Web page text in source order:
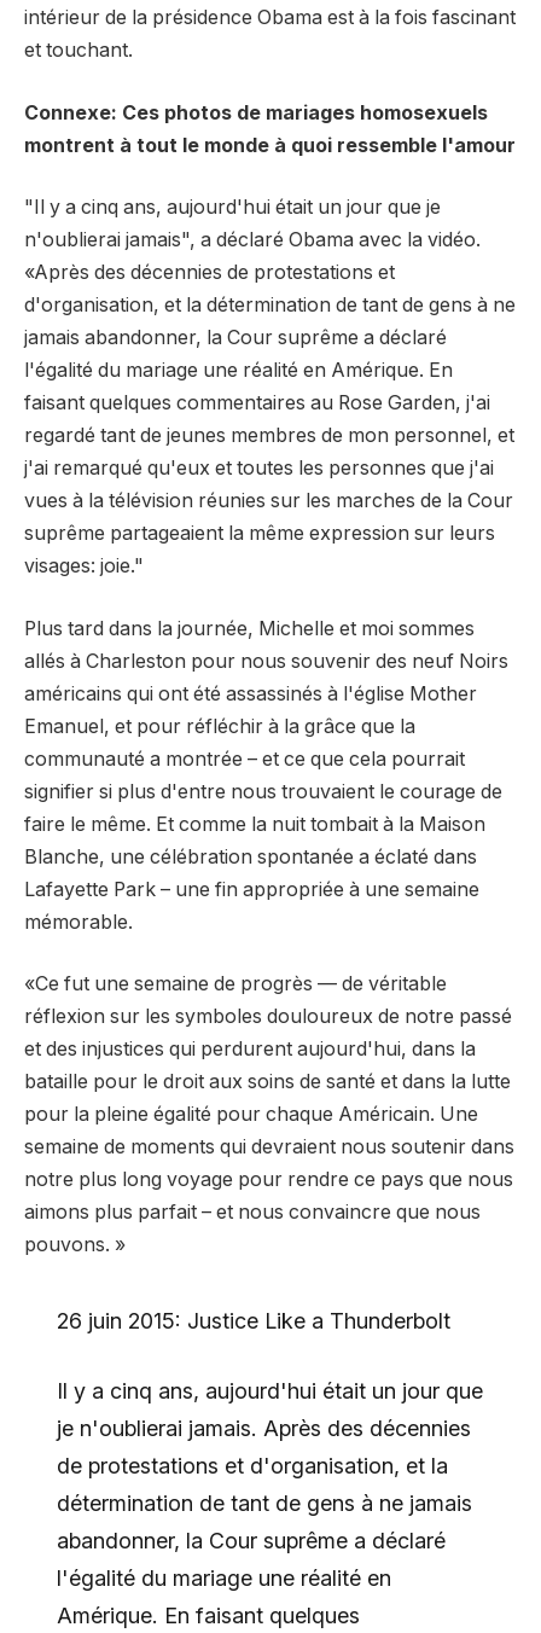
intérieur de la présidence Obama est à la fois fascinant
et touchant.
Connexe: Ces photos de mariages homosexuels
montrent à tout le monde à quoi ressemble l'amour
"Il y a cinq ans, aujourd'hui était un jour que je
n'oublierai jamais", a déclaré Obama avec la vidéo.
«Après des décennies de protestations et
d'organisation, et la détermination de tant de gens à ne
jamais abandonner, la Cour suprême a déclaré
l'égalité du mariage une réalité en Amérique. En
faisant quelques commentaires au Rose Garden, j'ai
regardé tant de jeunes membres de mon personnel, et
j'ai remarqué qu'eux et toutes les personnes que j'ai
vues à la télévision réunies sur les marches de la Cour
suprême partageaient la même expression sur leurs
visages: joie."
Plus tard dans la journée, Michelle et moi sommes
allés à Charleston pour nous souvenir des neuf Noirs
américains qui ont été assassinés à l'église Mother
Emanuel, et pour réfléchir à la grâce que la
communauté a montrée – et ce que cela pourrait
signifier si plus d'entre nous trouvaient le courage de
faire le même. Et comme la nuit tombait à la Maison
Blanche, une célébration spontanée a éclaté dans
Lafayette Park – une fin appropriée à une semaine
mémorable.
«Ce fut une semaine de progrès –– de véritable
réflexion sur les symboles douloureux de notre passé
et des injustices qui perdurent aujourd'hui, dans la
bataille pour le droit aux soins de santé et dans la lutte
pour la pleine égalité pour chaque Américain. Une
semaine de moments qui devraient nous soutenir dans
notre plus long voyage pour rendre ce pays que nous
aimons plus parfait – et nous convaincre que nous
pouvons. »
26 juin 2015: Justice Like a Thunderbolt
Il y a cinq ans, aujourd'hui était un jour que
je n'oublierai jamais. Après des décennies
de protestations et d'organisation, et la
détermination de tant de gens à ne jamais
abandonner, la Cour suprême a déclaré
l'égalité du mariage une réalité en
Amérique. En faisant quelques